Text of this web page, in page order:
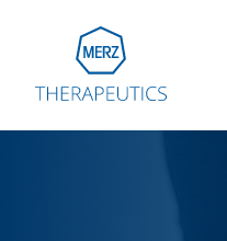
Go to Homepage